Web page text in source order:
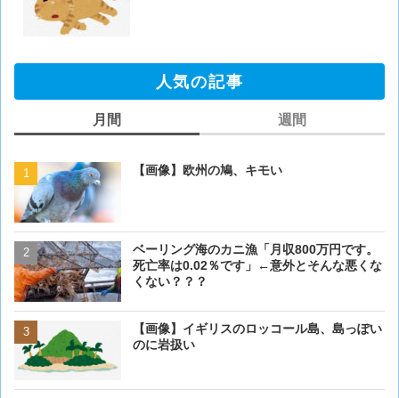
人気の記事
月間
【画像】欧州の鳩、キモい
ベーリング海のカニ漁「月収800万円です。
死亡率は0.02％です」←意外とそんな悪くな
くない？？？
【画像】イギリスのロッコール島、島っぽい
のに岩扱い
週間
【画像】欧州の鳩、キモい
【閲覧注意・画像】毛を剃
ぎるとワイ(35歳無職)の中
【画像】イギリスのロッコ